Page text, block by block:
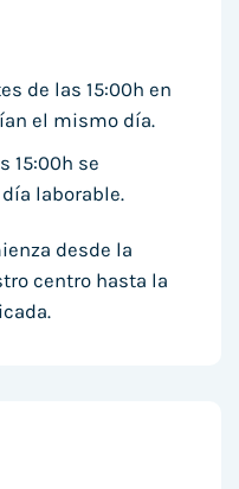
de las 15:00h en
el mismo día.
15:00h se
laborable.
desde la
centro hasta la